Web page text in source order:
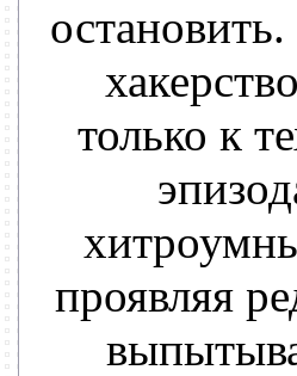
только к
проявляя